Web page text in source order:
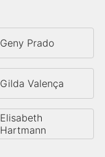
Geny Prado
Gilda Valença
Elisabeth
Hartmann